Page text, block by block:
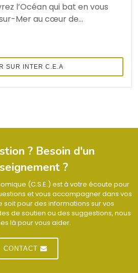
l’Océan qui bat en vous
Mer au cœur de...
SUR INTER C.E.A
? Besoin d'un
?
(C.S.E.) est à votre écoute pour
et vous accompagner dans vos
soit pour des informations sur vos
de soutien ou des suggestions, nous
là pour vous aider.
CONTACT